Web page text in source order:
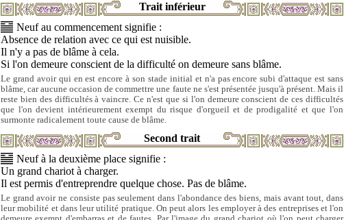
Trait inférieur
Neuf au commencement signifie :
Absence de relation avec ce qui est nuisible.
Il n'y a pas de blâme à cela.
Si l'on demeure conscient de la difficulté on demeure sans blâme.
Le grand avoir qui en est encore à son stade initial et n'a pas encore subi d'attaque est sans
blâme, car aucune occasion de commettre une faute ne s'est présentée jusqu'à présent. Mais il
reste bien des difficultés à vaincre. Ce n'est que si l'on demeure conscient de ces difficultés
que l'on devient intérieurement exempt du risque d'orgueil et de prodigalité et que l'on
surmonte radicalement toute cause de blâme.
Second trait
Neuf à la deuxième place signifie :
Un grand chariot à charger.
Il est permis d'entreprendre quelque chose. Pas de blâme.
Le grand avoir ne consiste pas seulement dans l'abondance des biens, mais avant tout, dans
leur mobilité et dans leur utilité pratique. On peut alors les employer à des entreprises et l'on